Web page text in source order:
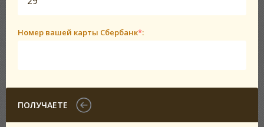
Номер вашей карты Сбербанк*:
ПОЛУЧАЕТЕ